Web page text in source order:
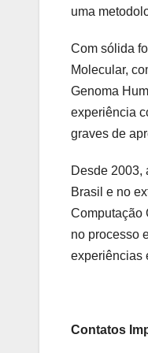
uma
Com sólida
Molecular,
Genoma
experiência
graves de
Desde 2003,
Brasil e no
Computação
no processo
experiências
Contatos